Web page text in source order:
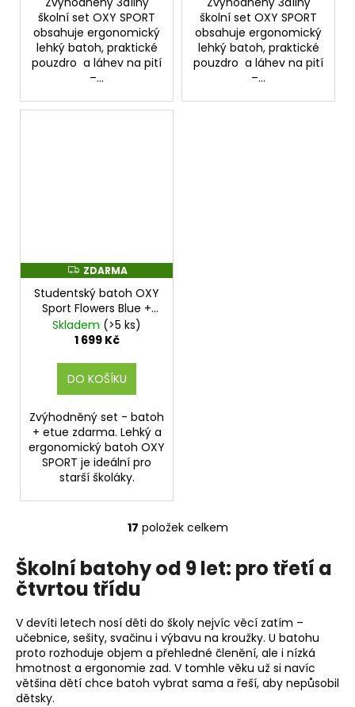
školní set OXY SPORT
obsahuje ergonomický
lehký batoh, praktické
pouzdro a láhev na pití
–...
školní set OXY SPORT
obsahuje ergonomický
lehký batoh, praktické
pouzdro a láhev na pití
–...
Z
D
A
R
M
A
ZDARMA
Studentský batoh OXY
Sport Flowers Blue +
Etue zdarma
Skladem (>5 ks)
1 699 Kč
DO KOŠÍKU
Zvýhodněný set - batoh
+ etue zdarma. Lehký a
ergonomický batoh OXY
SPORT je ideální pro
starší školáky.
O
l
a
c
í
p
r
17 položek celkem
Školní batohy od 9 let: pro třetí a
čtvrtou třídu
V devíti letech nosí děti do školy nejvíc věcí zatím –
učebnice, sešity, svačinu i výbavu na kroužky. U batohu
proto rozhoduje objem a přehledné členění, ale i nízká
hmotnost a ergonomie zad. V tomhle věku už si navíc
většina dětí chce batoh vybrat sama a řeší, aby nepůsobil
dětsky.